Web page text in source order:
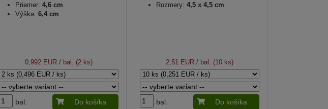
Priemer: 4,6 cm
Výška: 6,4 cm
0,992 EUR/ bal. (2 ks)
bal. Do košíka
Rozmery: 4,5 x 4,5 cm
2,51 EUR/ bal. (10 ks)
bal. Do košíka